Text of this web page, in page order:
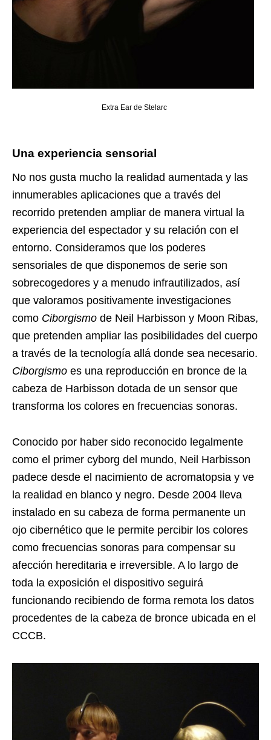
Extra Ear de Stelarc
Una experiencia sensorial
No nos gusta mucho la realidad aumentada y las
innumerables aplicaciones que a través del
recorrido pretenden ampliar de manera virtual la
experiencia del espectador y su relación con el
entorno. Consideramos que los poderes
sensoriales de que disponemos de serie son
sobrecogedores y a menudo infrautilizados, así
que valoramos positivamente investigaciones
como Ciborgismo de Neil Harbisson y Moon Ribas,
que pretenden ampliar las posibilidades del cuerpo
a través de la tecnología allá donde sea necesario.
Ciborgismo es una reproducción en bronce de la
cabeza de Harbisson dotada de un sensor que
transforma los colores en frecuencias sonoras.
Conocido por haber sido reconocido legalmente
como el primer cyborg del mundo, Neil Harbisson
padece desde el nacimiento de acromatopsia y ve
la realidad en blanco y negro. Desde 2004 lleva
instalado en su cabeza de forma permanente un
ojo cibernético que le permite percibir los colores
como frecuencias sonoras para compensar su
afección hereditaria e irreversible. A lo largo de
toda la exposición el dispositivo seguirá
funcionando recibiendo de forma remota los datos
procedentes de la cabeza de bronce ubicada en el
CCCB.